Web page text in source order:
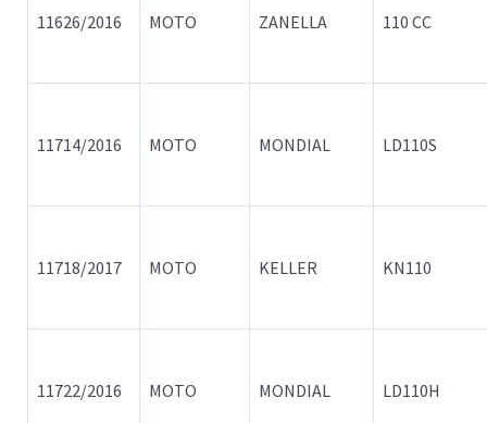
11626/2016 MOTO ZANELLA 110 CC
11714/2016 MOTO MONDIAL LD110S
11718/2017 MOTO KELLER KN110
11722/2016 MOTO MONDIAL LD110H